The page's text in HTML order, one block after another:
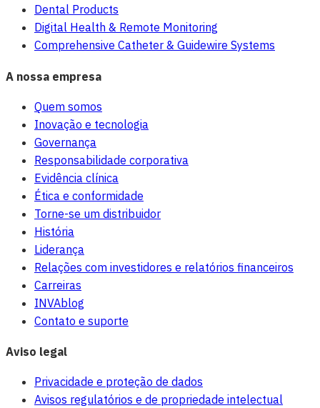
Dental Products
Digital Health & Remote Monitoring
Comprehensive Catheter & Guidewire Systems
A nossa empresa
Quem somos
Inovação e tecnologia
Governança
Responsabilidade corporativa
Evidência clínica
Ética e conformidade
Torne-se um distribuidor
História
Liderança
Relações com investidores e relatórios financeiros
Carreiras
INVAblog
Contato e suporte
Aviso legal
Privacidade e proteção de dados
Avisos regulatórios e de propriedade intelectual